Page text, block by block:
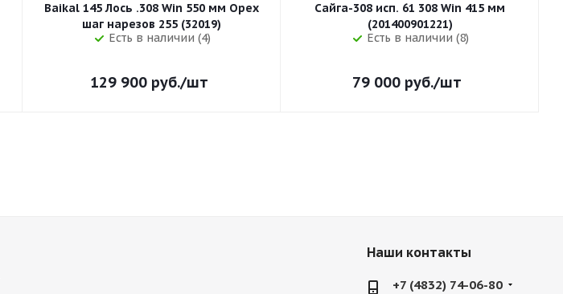
Baikal 145 Лось .308 Win 550 мм Орех
шаг нарезов 255 (32019)
Есть в наличии (4)
129 900руб./шт
Сайга-308 исп. 61 308 Win 415 мм
(201400901221)
Есть в наличии (8)
79 000 руб./шт
Наши контакты
+7 (4832) 74-06-80